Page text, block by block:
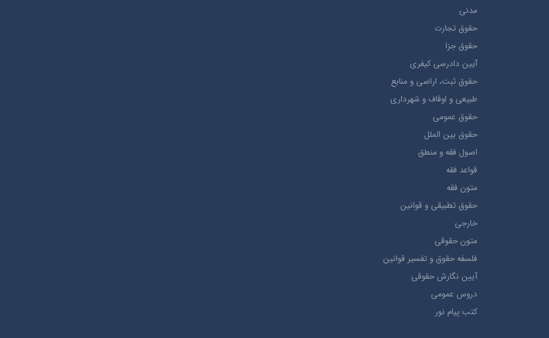
مدني
حقوق تجارت
حقوق جزا
آيین دادرسی کیفری
حقوق ثبت، اراضي و منابع
طبيعي و اوقاف و شهرداری
حقوق عمومی
حقوق بين الملل
اصول فقه و منطق
قواعد فقه
متون فقه
حقوق تطبيقي و قوانین
خارجی
متون حقوقي
فلسفه حقوق و تفسیر قوانین
آیین نگارش حقوقی
دروس عمومی
کتب پیام نور